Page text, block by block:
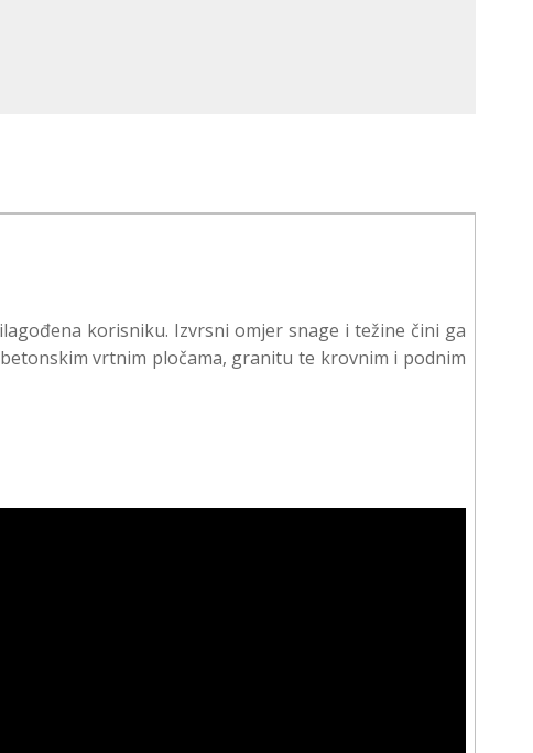
korisniku. Izvrsni omjer snage i težine čini ga
vrtnim pločama, granitu te krovnim i podnim